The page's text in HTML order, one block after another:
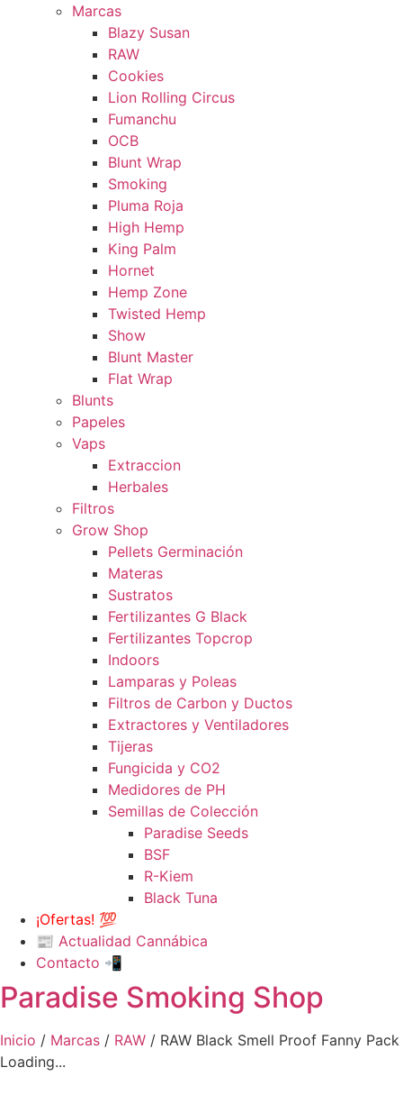
Marcas
Blazy Susan
RAW
Cookies
Lion Rolling Circus
Fumanchu
OCB
Blunt Wrap
Smoking
Pluma Roja
High Hemp
King Palm
Hornet
Hemp Zone
Twisted Hemp
Show
Blunt Master
Flat Wrap
Blunts
Papeles
Vaps
Extraccion
Herbales
Filtros
Grow Shop
Pellets Germinación
Materas
Sustratos
Fertilizantes G Black
Fertilizantes Topcrop
Indoors
Lamparas y Poleas
Filtros de Carbon y Ductos
Extractores y Ventiladores
Tijeras
Fungicida y CO2
Medidores de PH
Semillas de Colección
Paradise Seeds
BSF
R-Kiem
Black Tuna
¡Ofertas! 💯
📰 Actualidad Cannábica
Contacto 📲
Paradise Smoking Shop
Inicio / Marcas / RAW / RAW Black Smell Proof Fanny Pack
Loading...